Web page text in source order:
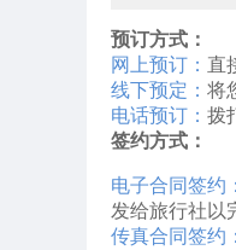
预订方式：
网上预订： 直
线下预定： 将
电话预订： 拨
签约方式：
电子合同签约：
发给旅行社以
传真合同签约：